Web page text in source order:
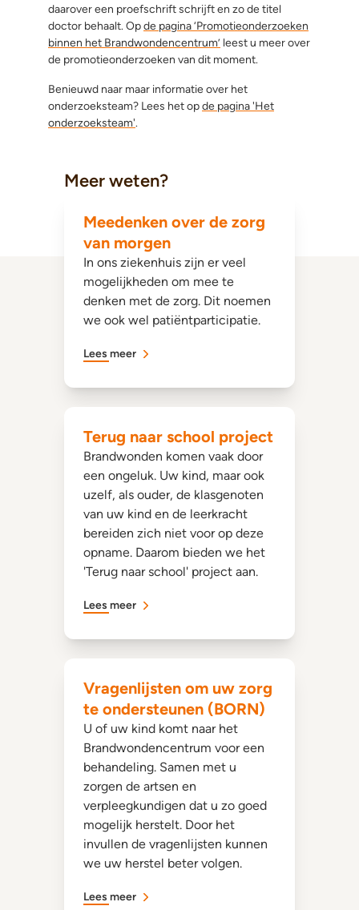
daarover een proefschrift schrijft en zo de titel
doctor behaalt. Opde pagina ‘Promotieonderzoeken
binnen het Brandwondencentrum’ leest u meer over
de promotieonderzoeken van dit moment.
Benieuwd naar maar informatie over het
onderzoeksteam? Lees het opde pagina 'Het
onderzoeksteam'.
Meer weten?
Meedenken over de zorg
van morgen
In ons ziekenhuis zijn er veel
mogelijkheden om mee te
denken met de zorg. Dit noemen
we ook wel patiëntparticipatie.
Lees meer
Terug naar school project
Brandwonden komen vaak door
een ongeluk. Uw kind, maar ook
uzelf, als ouder, de klasgenoten
van uw kind en de leerkracht
bereiden zich niet voor op deze
opname. Daarom bieden we het
'Terug naar school' project aan.
Lees meer
Vragenlijsten om uw zorg
te ondersteunen (BORN)
U of uw kind komt naar het
Brandwondencentrum voor een
behandeling. Samen met u
zorgen de artsen en
verpleegkundigen dat u zo goed
mogelijk herstelt. Door het
invullen de vragenlijsten kunnen
we uw herstel beter volgen.
Lees meer